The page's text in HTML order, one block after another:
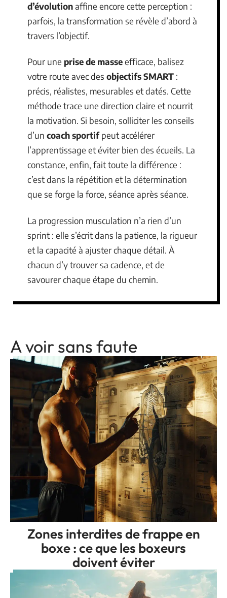
d’évolutionaffine encore cette perception :
parfois, la transformation se révèle d’abord à
travers l’objectif.
Pour une prise de masseefficace, balisez
votre route avec des objectifs SMART :
précis, réalistes, mesurables et datés. Cette
méthode trace une direction claire et nourrit
la motivation. Si besoin, solliciter les conseils
d’un coach sportifpeut accélérer
l’apprentissage et éviter bien des écueils. La
constance, enfin, fait toute la différence :
c’est dans la répétition et la détermination
que se forge la force, séance après séance.
La progression musculation n’a rien d’un
sprint : elle s’écrit dans la patience, la rigueur
et la capacité à ajuster chaque détail. À
chacun d’y trouver sa cadence, et de
savourer chaque étape du chemin.
A voir sans faute
Zones interdites de frappe en
boxe : ce que les boxeurs
doivent éviter